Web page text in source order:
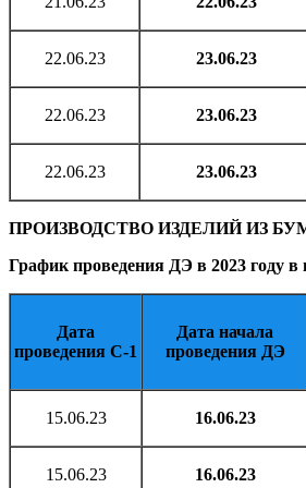
22.06.23 23.06.23
22.06.23 23.06.23
22.06.23 23.06.23
ПРОИЗВОДСТВО ИЗДЕЛИЙ ИЗ
График проведения ДЭ в 2023 году
Дата
проведения С-1
Дата начала
проведения ДЭ
15.06.23 16.06.23
15.06.23 16.06.23